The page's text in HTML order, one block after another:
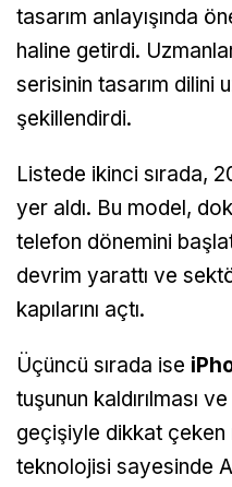
tasarım anlayışında
haline getirdi.
serisinin tasarım dilini
şekillendirdi.
Listede ikinci sırada,
yer aldı. Bu model,
telefon dönemini
devrim yarattı ve
kapılarını açtı.
Üçüncü sırada ise
tuşunun kaldırılması
geçişiyle dikkat çeken
teknolojisi sayesinde